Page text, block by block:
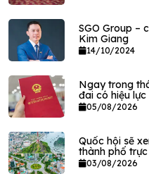
SGO Group –
Kim Giang
14/10/2024
Ngay trong
đai có hiệu lực
05/08/2026
Quốc hội sẽ
thành phố
tháng này
03/08/2026